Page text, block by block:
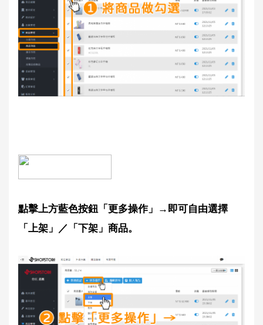
點擊上方藍色按鈕「更多操作」→即可自由選擇
「上架」／「下架」商品。